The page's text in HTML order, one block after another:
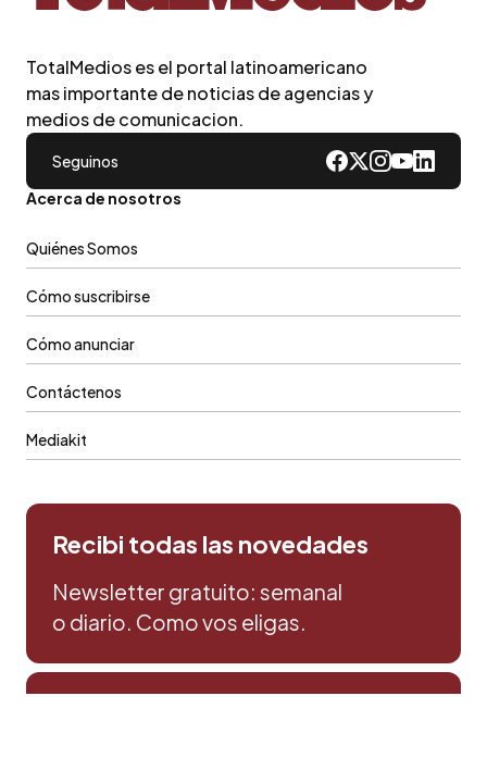
TotalMedios es el portal latinoamericano
mas importante de noticias de agencias y
medios de comunicacion.
Seguinos
Acerca de nosotros
Quiénes Somos
Cómo suscribirse
Cómo anunciar
Contáctenos
Mediakit
Recibi todas las novedades
Newsletter gratuito: semanal
o diario. Como vos eligas.